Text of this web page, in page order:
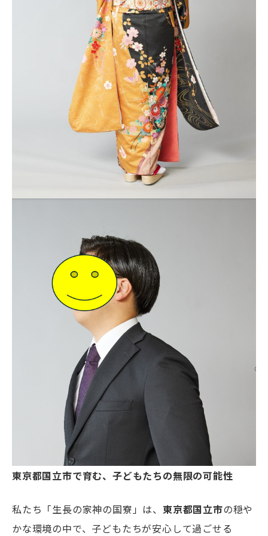
東京都国立市で育む、子どもたちの無限の可能性
私たち「生長の家神の国寮」は、 東京都国立市の穏や
かな環境の中で、子どもたちが安心して過ごせる